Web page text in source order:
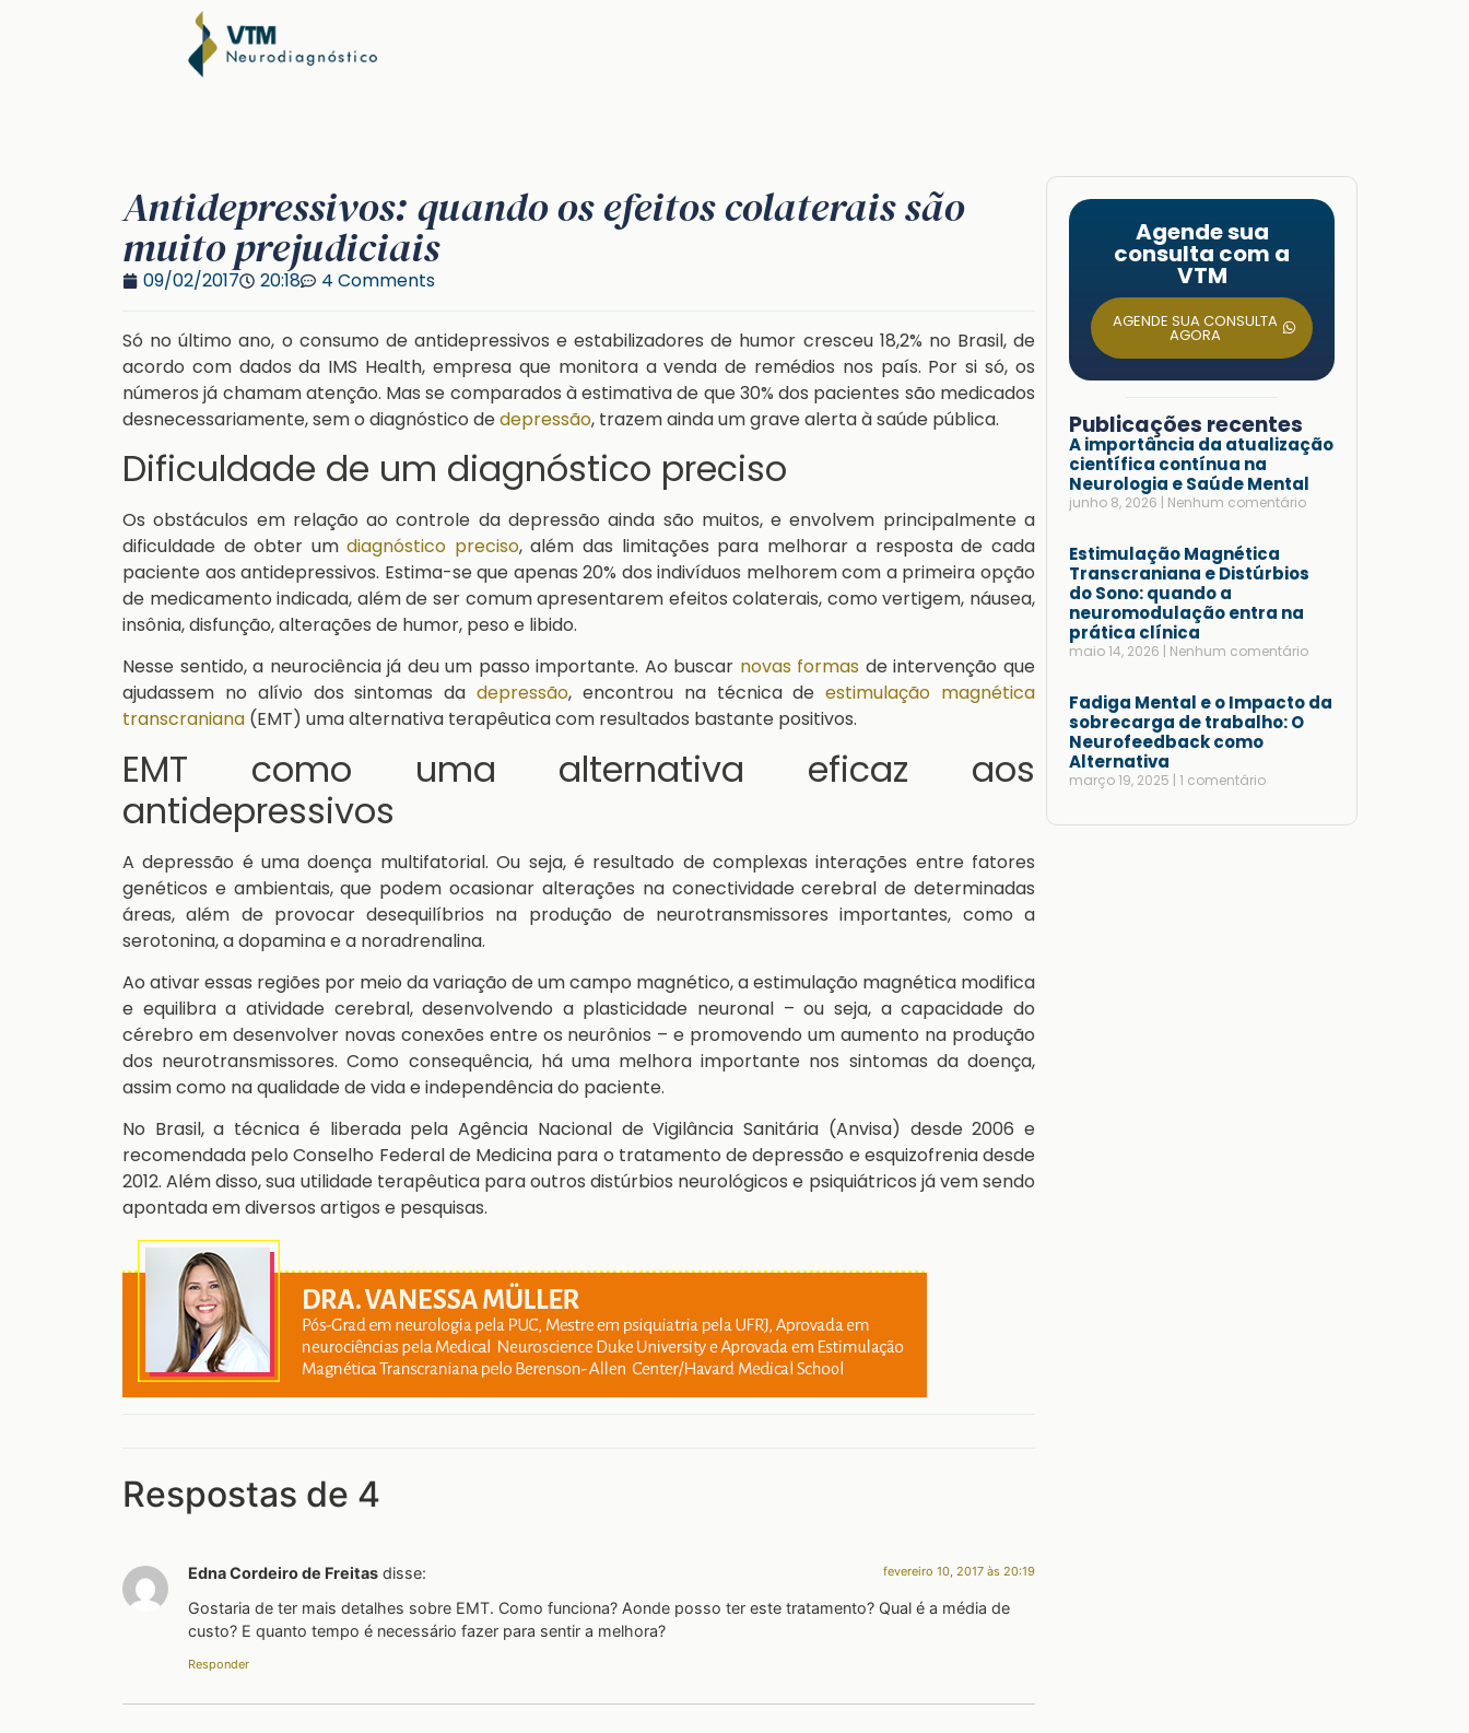
Antidepressivos: quando os efeitos colaterais são
muito prejudiciais
09/02/2017 20:18 4 Comments
Só no último ano, o consumo de antidepressivos e estabilizadores de humor cresceu 18,2% no Brasil, de
acordo com dados da IMS Health, empresa que monitora a venda de remédios nos país. Por si só, os
números já chamam atenção. Mas se comparados à estimativa de que 30% dos pacientes são medicados
desnecessariamente, sem o diagnóstico dedepressão, trazem ainda um grave alerta à saúde pública.
Dificuldade de um diagnóstico preciso
Os obstáculos em relação ao controle da depressão ainda são muitos, e envolvem principalmente a
dificuldade de obter umdiagnóstico preciso, além das limitações para melhorar a resposta de cada
paciente aos antidepressivos. Estima-se que apenas 20% dos indivíduos melhorem com a primeira opção
de medicamento indicada, além de ser comum apresentarem efeitos colaterais, como vertigem, náusea,
insônia, disfunção, alterações de humor, peso e libido.
Nesse sentido, a neurociência já deu um passo importante. Ao buscar novas formas de intervenção que
ajudassem no alívio dos sintomas da depressão, encontrou na técnica deestimulação magnética
transcraniana (EMT) uma alternativa terapêutica com resultados bastante positivos.
EMT como uma alternativa eficaz aos
antidepressivos
A depressão é uma doença multifatorial. Ou seja, é resultado de complexas interações entre fatores
genéticos e ambientais, que podem ocasionar alterações na conectividade cerebral de determinadas
áreas, além de provocar desequilíbrios na produção de neurotransmissores importantes, como a
serotonina, a dopamina e a noradrenalina.
Ao ativar essas regiões por meio da variação de um campo magnético, a estimulação magnética modifica
e equilibra a atividade cerebral, desenvolvendo a plasticidade neuronal – ou seja, a capacidade do
cérebro em desenvolver novas conexões entre os neurônios – e promovendo um aumento na produção
dos neurotransmissores. Como consequência, há uma melhora importante nos sintomas da doença,
assim como na qualidade de vida e independência do paciente.
No Brasil, a técnica é liberada pela Agência Nacional de Vigilância Sanitária (Anvisa) desde 2006 e
recomendada pelo Conselho Federal de Medicina para o tratamento de depressão e esquizofrenia desde
2012. Além disso, sua utilidade terapêutica para outros distúrbios neurológicos e psiquiátricos já vem sendo
apontada em diversos artigos e pesquisas.
Respostas de 4
Edna Cordeiro de Freitas disse: fevereiro 10, 2017 às 20:19
Gostaria de ter mais detalhes sobre EMT. Como funciona? Aonde posso ter este tratamento? Qual é a média de
custo? E quanto tempo é necessário fazer para sentir a melhora?
Responder
Agende sua
consulta com a
VTM
AGENDE SUA CONSULTA
AGORA
Publicações recentes
A importância da atualização
científica contínua na
Neurologia e Saúde Mental
junho 8, 2026 Nenhum comentário
Estimulação Magnética
Transcraniana e Distúrbios
do Sono: quando a
neuromodulação entra na
prática clínica
maio 14, 2026 Nenhum comentário
Fadiga Mental e o Impacto da
sobrecarga de trabalho: O
Neurofeedback como
Alternativa
março 19, 2025 1 comentário